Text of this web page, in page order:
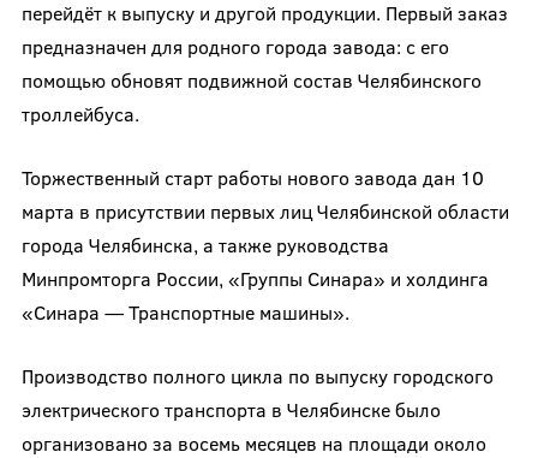
перейдёт к выпуску и другой продукции. Первый заказ
предназначен для родного города завода: с его
помощью обновят подвижной состав Челябинского
троллейбуса.
Торжественный старт работы нового завода дан 10
марта в присутствии первых лиц Челябинской области
города Челябинска, а также руководства
Минпромторга России, «Группы Синара» и холдинга
«Синара — Транспортные машины».
Производство полного цикла по выпуску городского
электрического транспорта в Челябинске было
организовано за восемь месяцев на площади около